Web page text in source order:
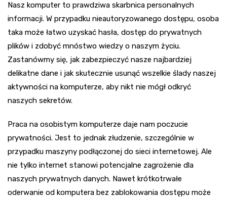
Nasz komputer to prawdziwa skarbnica personalnych
informacji. W przypadku nieautoryzowanego dostępu, osoba
taka może łatwo uzyskać hasła, dostęp do prywatnych
plików i zdobyć mnóstwo wiedzy o naszym życiu.
Zastanówmy się, jak zabezpieczyć nasze najbardziej
delikatne dane i jak skutecznie usunąć wszelkie ślady naszej
aktywności na komputerze, aby nikt nie mógł odkryć
naszych sekretów.
Praca na osobistym komputerze daje nam poczucie
prywatności. Jest to jednak złudzenie, szczególnie w
przypadku maszyny podłączonej do sieci internetowej. Ale
nie tylko internet stanowi potencjalne zagrożenie dla
naszych prywatnych danych. Nawet krótkotrwałe
oderwanie od komputera bez zablokowania dostępu może